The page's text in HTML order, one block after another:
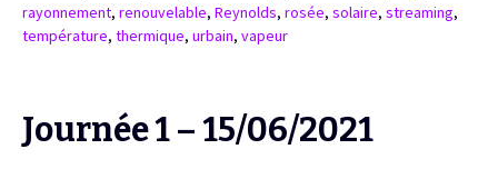
rayonnement, renouvelable, Reynolds, rosée, solaire, streaming,
température, thermique, urbain, vapeur
Journée 1 – 15/06/2021